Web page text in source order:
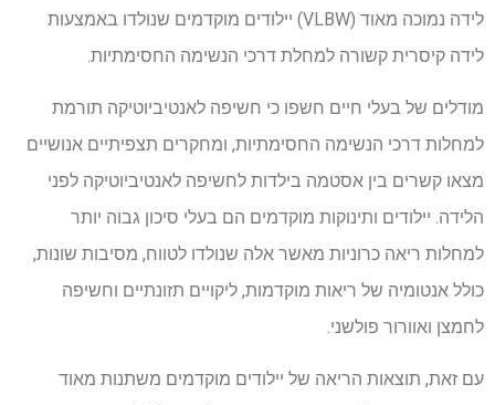
לידה נמוכה מאוד (VLBW) יילודים מוקדמים שנולדו באמצעות
לידה קיסרית קשורה למחלת דרכי הנשימה החסימתיות.
מודלים של בעלי חיים חשפו כי חשיפה לאנטיביוטיקה תורמת
למחלות דרכי הנשימה החסימתיות, ומחקרים תצפיתיים אנושיים
מצאו קשרים בין אסטמה בילדות לחשיפה לאנטיביוטיקה לפני
הלידה. יילודים ותינוקות מוקדמים הם בעלי סיכון גבוה יותר
למחלות ריאה כרוניות מאשר אלה שנולדו לטווח, מסיבות שונות,
כולל אנטומיה של ריאות מוקדמות, ליקויים תזונתיים וחשיפה
לחמצן ואוורור פולשני.
עם זאת, תוצאות הריאה של יילודים מוקדמים משתנות מאוד